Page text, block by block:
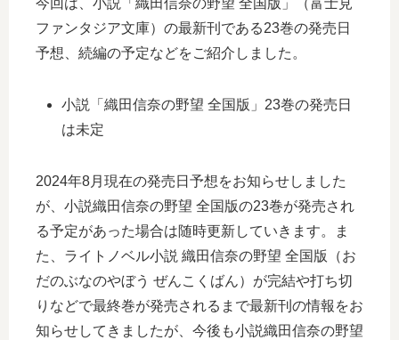
今回は、小説「織田信奈の野望 全国版」（富士見
ファンタジア文庫）の最新刊である23巻の発売日
予想、続編の予定などをご紹介しました。
小説「織田信奈の野望 全国版」23巻の発売日
は未定
2024年8月現在の発売日予想をお知らせしました
が、小説織田信奈の野望 全国版の23巻が発売され
る予定があった場合は随時更新していきます。ま
た、ライトノベル小説 織田信奈の野望 全国版（お
だのぶなのやぼう ぜんこくばん）が完結や打ち切
りなどで最終巻が発売されるまで最新刊の情報をお
知らせしてきましたが、今後も小説織田信奈の野望